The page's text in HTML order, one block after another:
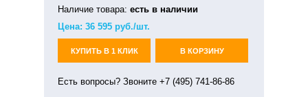
Наличие товара: есть в наличии
Цена: 36 595 руб./шт.
КУПИТЬ В 1 КЛИК В КОРЗИНУ
Есть вопросы? Звоните +7 (495) 741-86-86